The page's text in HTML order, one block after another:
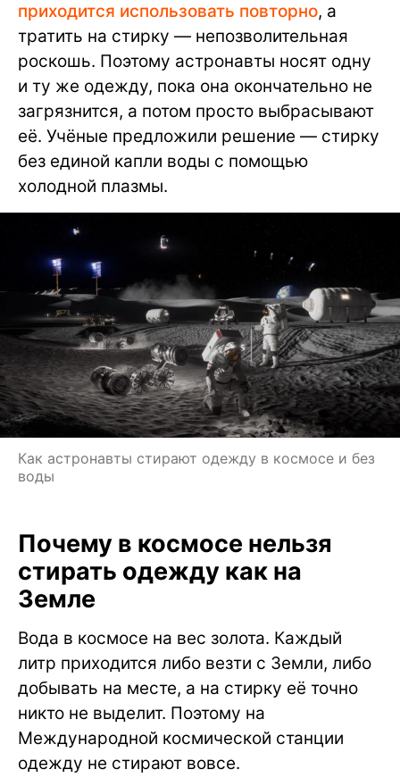
приходится использовать повторно, а
тратить на стирку — непозволительная
роскошь. Поэтому астронавты носят одну
и ту же одежду, пока она окончательно не
загрязнится, а потом просто выбрасывают
её. Учёные предложили решение — стирку
без единой капли воды с помощью
холодной плазмы.
Как астронавты стирают одежду в космосе и без
воды
Почему в космосе нельзя
стирать одежду как на
Земле
Вода в космосе на вес золота. Каждый
литр приходится либо везти с Земли, либо
добывать на месте, а на стирку её точно
никто не выделит. Поэтому на
Международной космической станции
одежду не стирают вовсе.